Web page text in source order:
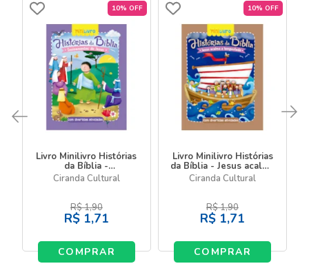
10% OFF
Livro Minilivro Histórias
da Bíblia -
Ensinamentos de Jesus
Ciranda Cultural
R$1,90
R$ 1,71
COMPRAR
10% OFF
Livro Minilivro Histórias
da Bíblia - Jesus acalma
a tempestade
Ciranda Cultural
R$1,90
R$ 1,71
COMPRAR